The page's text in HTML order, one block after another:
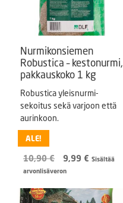
Nurmikonsiemen
Robustica – kestonurmi,
pakkauskoko 1 kg
Robustica yleisnurmi-
sekoitus sekä varjoon että
aurinkoon.
ALE!
10,90€
Alkuperäinen
hinta
10,90 €.
9,99 € Nykyinen
9,99 €.
Sisältää
arvonlisäveron